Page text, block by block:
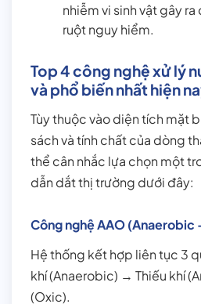
nhiễm vi sinh vật gây
ruột nguy hiểm.
Top 4 công nghệ xử lý
và phổ biến nhất hiện
Tùy thuộc vào diện tích mặt
sách và tính chất của dòng
thể cân nhắc lựa chọn một
dẫn dắt thị trường dưới đây:
Công nghệ AAO (Anaerobic
Hệ thống kết hợp liên tục 3
khí (Anaerobic) → Thiếu khí
(Oxic).